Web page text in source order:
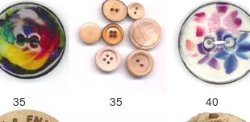
35 35 40